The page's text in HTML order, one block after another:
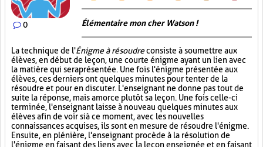
0 Élémentaire mon cher Watson !
La technique de l'Énigme à résoudreconsiste à soumettre aux
élèves, en début de leçon, une courte énigme ayant un lien avec
la matière qui sera présentée. Une fois l'énigme présentée aux
élèves, ces derniers ont quelques minutes pour tenter de la
résoudre et pour en discuter. L'enseignant ne donne pas tout de
suite la réponse, mais amorce plutôt sa leçon. Une fois celle-ci
terminée, l'enseignant laisse à nouveau quelques minutes aux
élèves afin de voir si à ce moment, avec les nouvelles
connaissances acquises, ils sont en mesure de résoudre l'énigme.
Ensuite, en plénière, l'enseignant procède à la résolution de
l'énigme en faisant des liens avec la leçon enseignée et en faisant